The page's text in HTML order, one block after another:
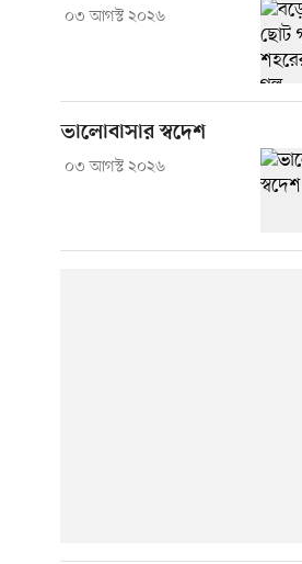
০৩ আগস্ট ২০২৬
ভালোবাসার স্বদেশ
০৩ আগস্ট ২০২৬